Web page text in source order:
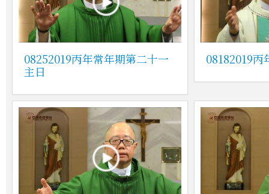
08252019丙年常年期第二十一
主日
08182019丙